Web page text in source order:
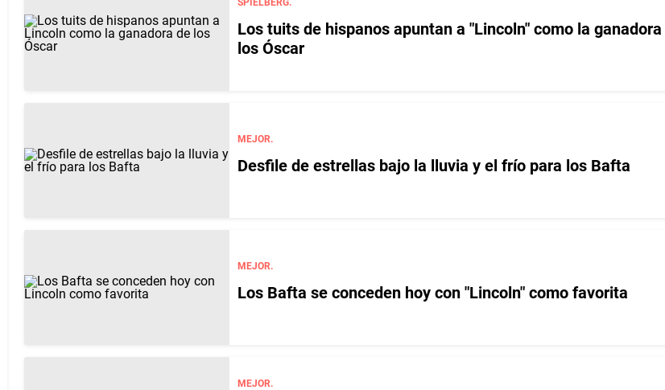
Los tuits de hispanos apuntan a "Lincoln" como la ganadora
los Óscar
MEJOR.
Desfile de estrellas bajo la lluvia y el frío para los Bafta
MEJOR.
Los Bafta se conceden hoy con "Lincoln" como favorita
MEJOR.